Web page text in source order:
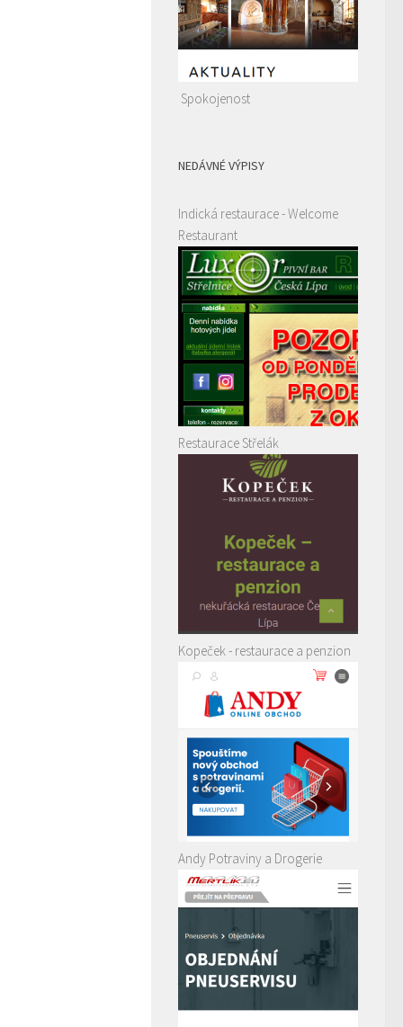
Spokojenost
NEDÁVNÉ VÝPISY
Indická restaurace - Welcome
Restaurant
Restaurace Střelák
Kopeček - restaurace a penzion
Andy Potraviny a Drogerie